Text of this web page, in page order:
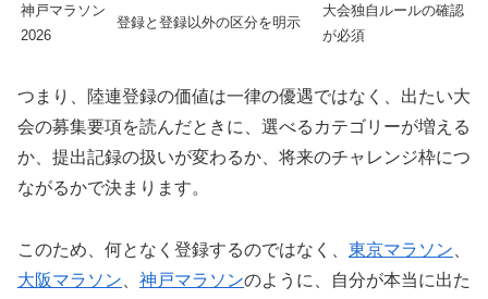
神戸マラソン
2026
登録と登録以外の区分を明示
大会独自ルールの確認
が必須
つまり、陸連登録の価値は一律の優遇ではなく、出たい大
会の募集要項を読んだときに、選べるカテゴリーが増える
か、提出記録の扱いが変わるか、将来のチャレンジ枠につ
ながるかで決まります。
このため、何となく登録するのではなく、 東京マラソン
大阪マラソン
神戸マラソンのように、自分が本当に出た